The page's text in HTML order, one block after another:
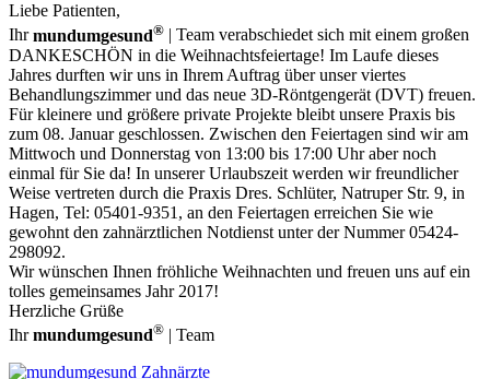
Liebe Patienten,
Ihrmundumgesund®
| Team verabschiedet sich mit einem großen
DANKESCHÖN in die Weihnachtsfeiertage! Im Laufe dieses
Jahres durften wir uns in Ihrem Auftrag über unser viertes
Behandlungszimmer und das neue 3D-Röntgengerät (DVT) freuen.
Für kleinere und größere private Projekte bleibt unsere Praxis bis
zum 08. Januar geschlossen. Zwischen den Feiertagen sind wir am
Mittwoch und Donnerstag von 13:00 bis 17:00 Uhr aber noch
einmal für Sie da! In unserer Urlaubszeit werden wir freundlicher
Weise vertreten durch die Praxis Dres. Schlüter, Natruper Str. 9, in
Hagen, Tel: 05401-9351, an den Feiertagen erreichen Sie wie
gewohnt den zahnärztlichen Notdienst unter der Nummer 05424-
298092.
Wir wünschen Ihnen fröhliche Weihnachten und freuen uns auf ein
tolles gemeinsames Jahr 2017!
Herzliche Grüße
Ihrmundumgesund® | Team